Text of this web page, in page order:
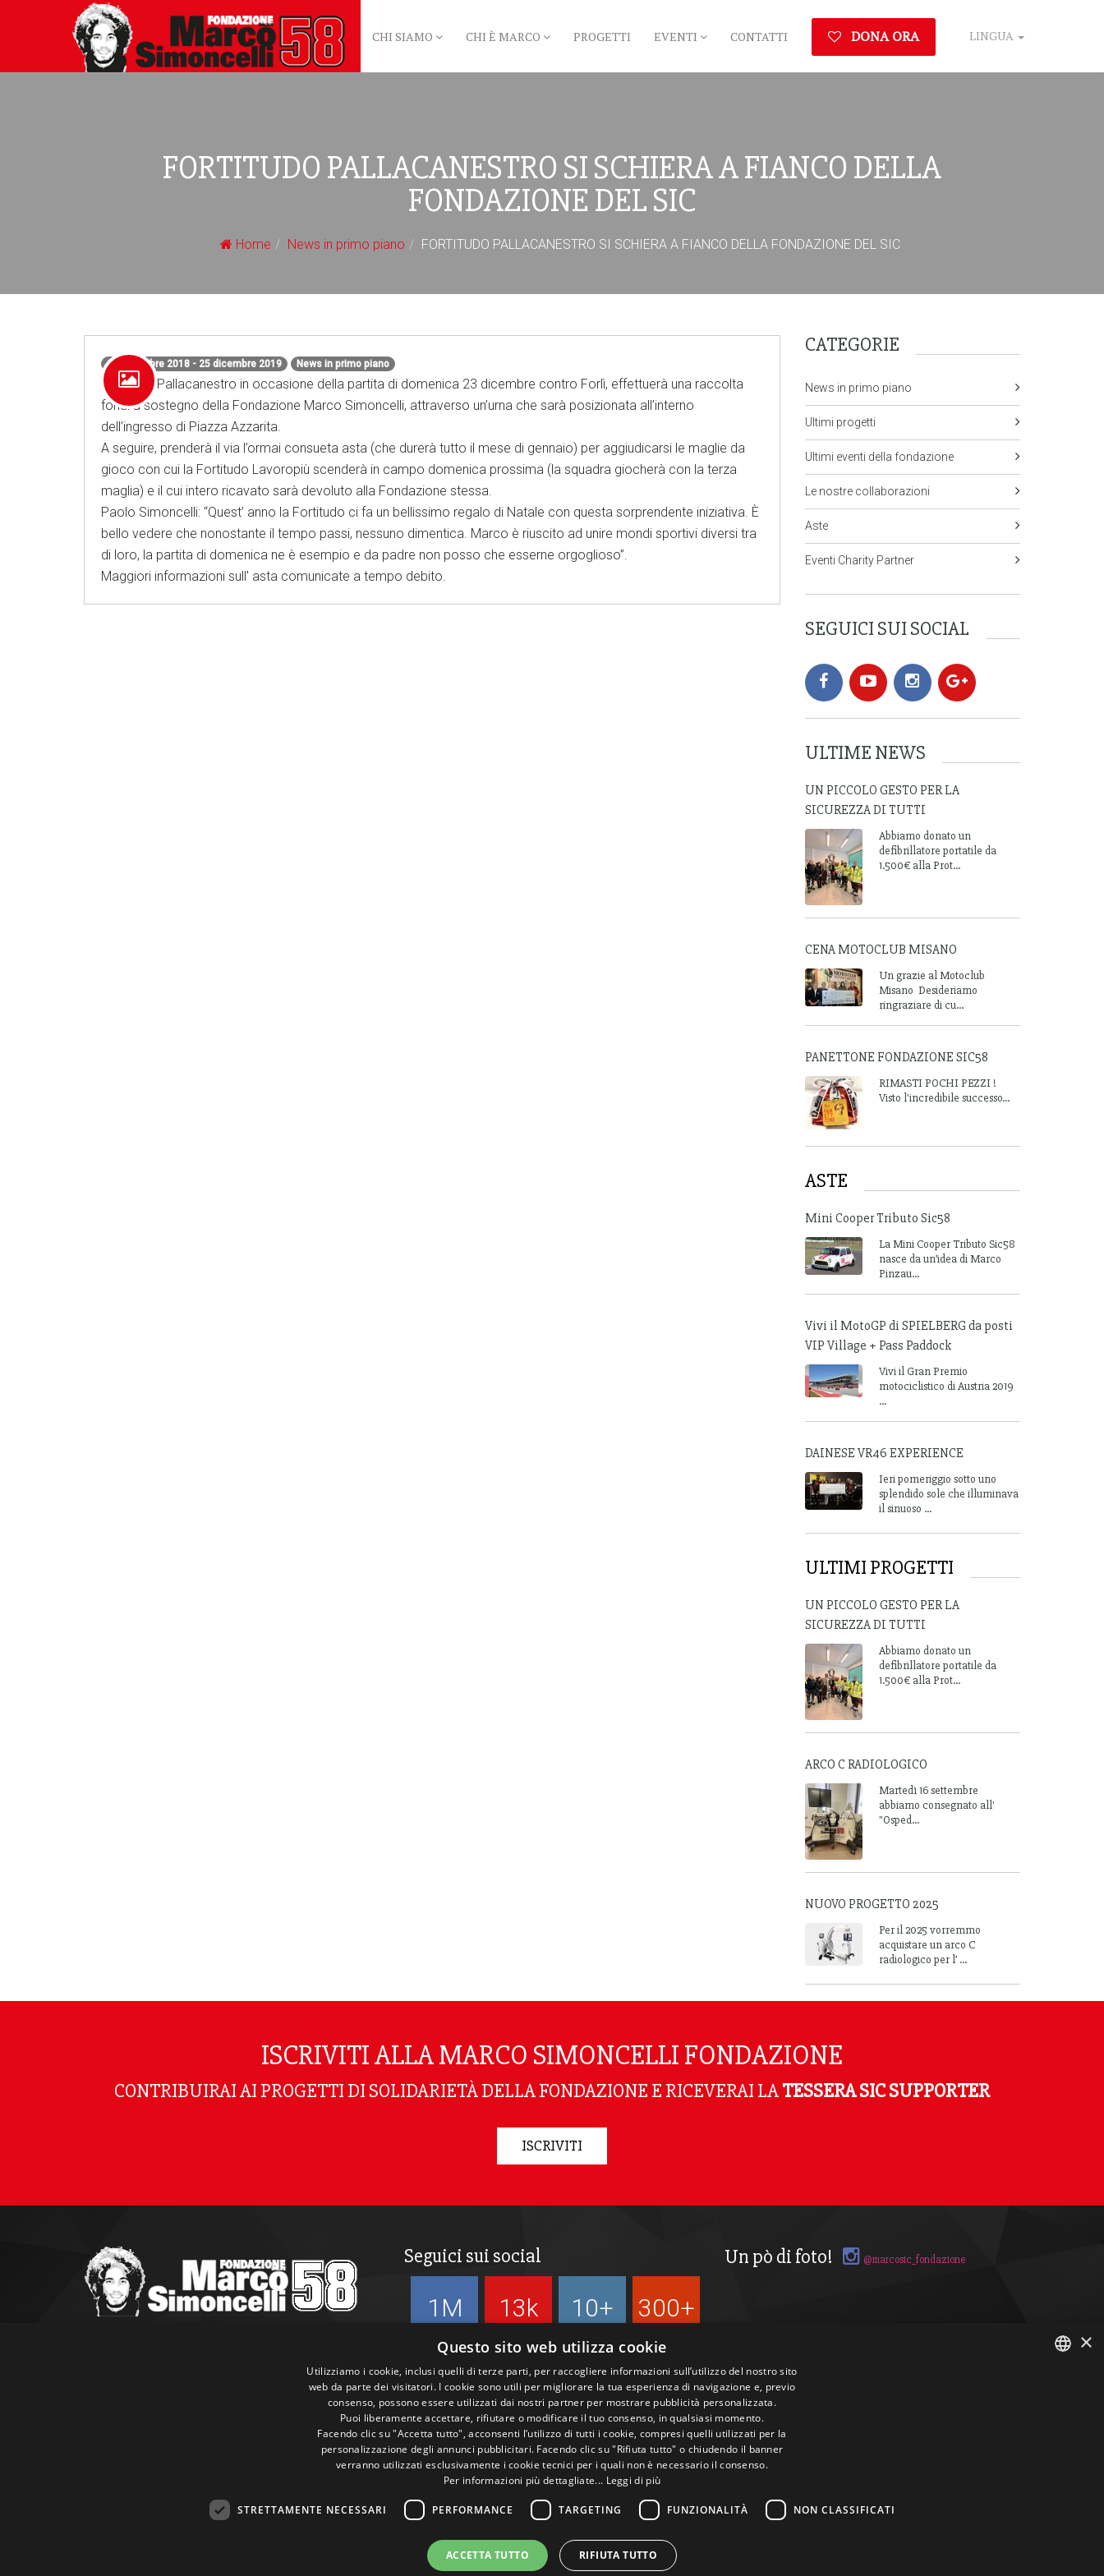
CHI SIAMO CHI È MARCO PROGETTI EVENTI CONTATTI DONA ORA LINGUA
FORTITUDO PALLACANESTRO SI SCHIERA A FIANCO DELLA
FONDAZIONE DEL SIC
Home News in primo piano FORTITUDO PALLACANESTRO SI SCHIERA A FIANCO DELLA FONDAZIONE DEL SIC
20 dicembre 2018 - 25 dicembre 2019 News in primo piano
Fortitudo Pallacanestro in occasione della partita di domenica 23 dicembre contro Forlì, effettuerà una raccolta
fondi a sostegno della Fondazione Marco Simoncelli, attraverso un’urna che sarà posizionata all’interno
dell’ingresso di Piazza Azzarita.
A seguire, prenderà il via l’ormai consueta asta (che durerà tutto il mese di gennaio) per aggiudicarsi le maglie da
gioco con cui la Fortitudo Lavoropiù scenderà in campo domenica prossima (la squadra giocherà con la terza
maglia) e il cui intero ricavato sarà devoluto alla Fondazione stessa.
Paolo Simoncelli: “Quest’ anno la Fortitudo ci fa un bellissimo regalo di Natale con questa sorprendente iniziativa. È
bello vedere che nonostante il tempo passi, nessuno dimentica. Marco è riuscito ad unire mondi sportivi diversi tra
di loro, la partita di domenica ne è esempio e da padre non posso che esserne orgoglioso”.
Maggiori informazioni sull' asta comunicate a tempo debito.
CATEGORIE
News in primo piano
Ultimi progetti
Ultimi eventi della fondazione
Le nostre collaborazioni
Aste
Eventi Charity Partner
SEGUICI SUI SOCIAL
ULTIME NEWS
UN PICCOLO GESTO PER LA
SICUREZZA DI TUTTI
Abbiamo donato un
defibrillatore portatile da
1.500€ alla Prot...
CENA MOTOCLUB MISANO
Un grazie al Motoclub
Misano Desideriamo
ringraziare di cu...
PANETTONE FONDAZIONE SIC58
RIMASTI POCHI PEZZI !
Visto l'incredibile successo...
ASTE
Mini Cooper Tributo Sic58
La Mini Cooper Tributo Sic58
nasce da un’idea di Marco
Pinzau...
Vivi il MotoGP di SPIELBERG da posti
VIP Village + Pass Paddock
Vivi il Gran Premio
motociclistico di Austria 2019
...
DAINESE VR46 EXPERIENCE
Ieri pomeriggio sotto uno
splendido sole che illuminava
il sinuoso ...
ULTIMI PROGETTI
UN PICCOLO GESTO PER LA
SICUREZZA DI TUTTI
Abbiamo donato un
defibrillatore portatile da
1.500€ alla Prot...
ARCO C RADIOLOGICO
Martedì 16 settembre
abbiamo consegnato all'
"Osped...
NUOVO PROGETTO 2025
Per il 2025 vorremmo
acquistare un arco C
radiologico per l’ ...
ISCRIVITI ALLA MARCO SIMONCELLI FONDAZIONE
CONTRIBUIRAI AI PROGETTI DI SOLIDARIETÀ DELLA FONDAZIONE E RICEVERAI LATESSERA SIC SUPPORTER
ISCRIVITI
info@marcosimoncellifondazione.it
Seguici sui social
1M 13k 10+ 300+
Un pò di foto! @marcosic_fondazione
×
Questo sito web utilizza cookie
Utilizziamo i cookie, inclusi quelli di terze parti, per raccogliere informazioni sull’utilizzo del nostro sito
web da parte dei visitatori. I cookie sono utili per migliorare la tua esperienza di navigazione e, previo
consenso, possono essere utilizzati dai nostri partner per mostrare pubblicità personalizzata.
Puoi liberamente accettare, rifiutare o modificare il tuo consenso, in qualsiasi momento.
Facendo clic su "Accetta tutto", acconsenti l’utilizzo di tutti i cookie, compresi quelli utilizzati per la
personalizzazione degli annunci pubblicitari. Facendo clic su "Rifiuta tutto" o chiudendo il banner
verranno utilizzati esclusivamente i cookie tecnici per i quali non è necessario il consenso.
Per informazioni più dettagliate... Leggi di più
STRETTAMENTE NECESSARI PERFORMANCE TARGETING FUNZIONALITÀ NON CLASSIFICATI
ACCETTA TUTTO RIFIUTA TUTTO